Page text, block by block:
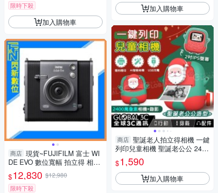
限時下殺
加入購物車
商店 現貨~FUJIFILM 富士 WI
DE EVO 數位寬幅 拍立得 相機
(公司貨)含128g+空白底片20張
$12,830 $12,980
限時下殺
加入購物車
商店 聖誕老人拍立得相機 一鍵
列印兒童相機 聖誕老公公 2400
萬像素/AI相機 支援拍照+錄影
生日禮物 聖
$1,590
加入購物車